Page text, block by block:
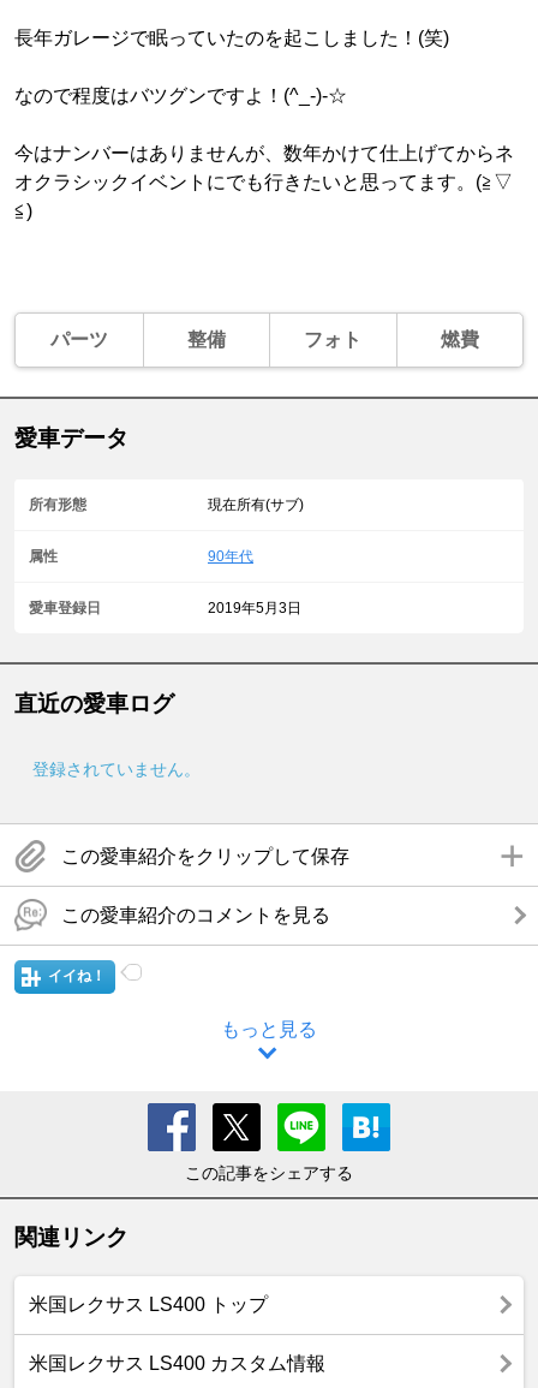
長年ガレージで眠っていたのを起こしました！(笑)
なので程度はバツグンですよ！(^_-)-☆
今はナンバーはありませんが、数年かけて仕上げてからネ
オクラシックイベントにでも行きたいと思ってます。(≧▽
≦)
パーツ 整備 フォト 燃費
愛車データ
所有形態 現在所有(サブ)
属性 90年代
愛車登録日 2019年5月3日
直近の愛車ログ
登録されていません。
この愛車紹介をクリップして保存
この愛車紹介のコメントを見る
イイね！
もっと見る
この記事をシェアする
関連リンク
米国レクサス LS400 トップ
米国レクサス LS400 カスタム情報